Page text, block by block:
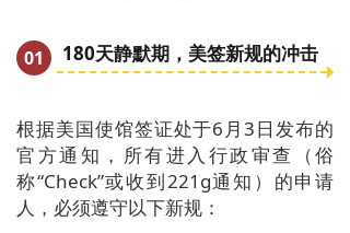
01 180天静默期，美签新规的冲击
根据美国使馆签证处于6月3日发布的
官方通知，所有进入行政审查（俗
称“Check”或收到221g通知）的申请
人，必须遵守以下新规：